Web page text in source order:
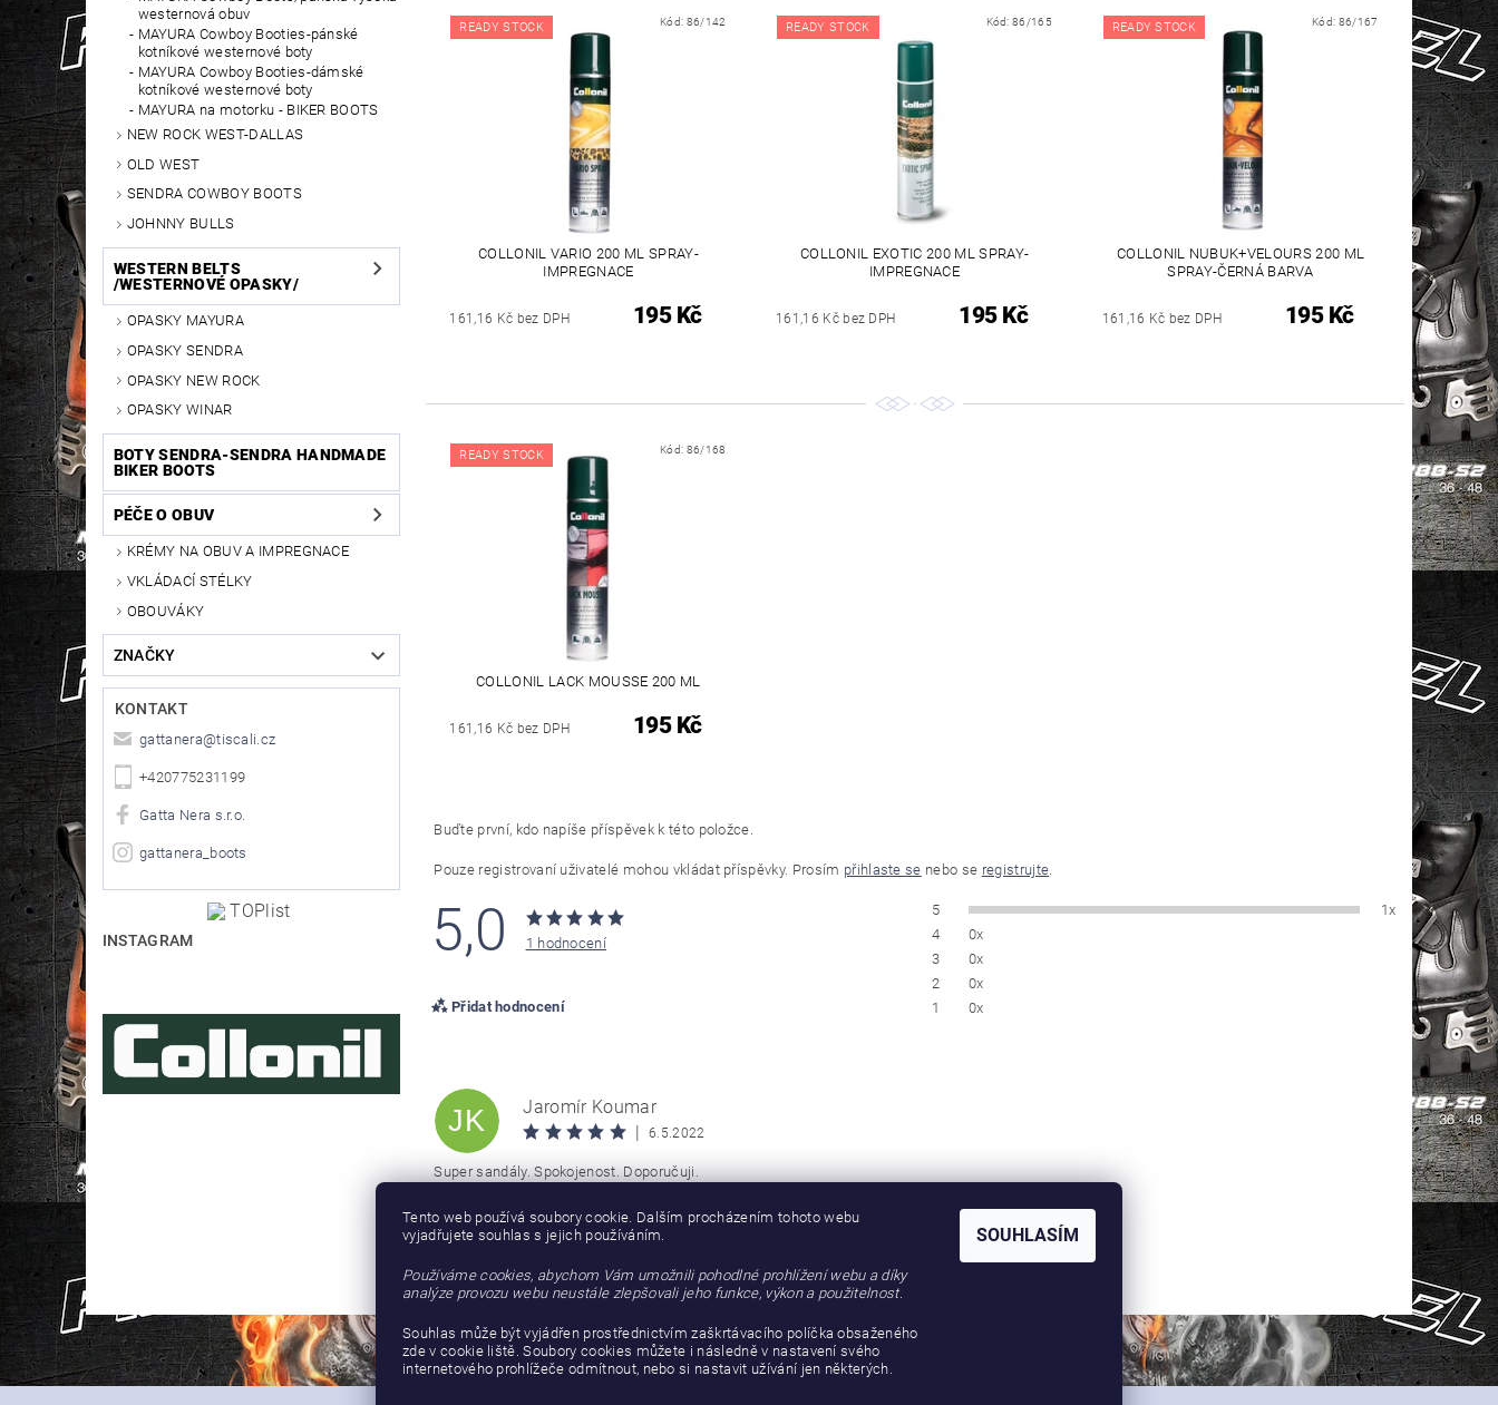
westernová obuv
MAYURA Cowboy Booties-pánské
kotníkové westernové boty
MAYURA Cowboy Booties-dámské
kotníkové westernové boty
MAYURA na motorku - BIKER BOOTS
NEW ROCK WEST-DALLAS
OLD WEST
SENDRA COWBOY BOOTS
JOHNNY BULLS
WESTERN BELTS
/WESTERNOVÉ OPASKY/
OPASKY MAYURA
OPASKY SENDRA
OPASKY NEW ROCK
OPASKY WINAR
BOTY SENDRA-SENDRA HANDMADE
BIKER BOOTS
PÉČE O OBUV
KRÉMY NA OBUV A IMPREGNACE
VKLÁDACÍ STÉLKY
OBOUVÁKY
ZNAČKY
KONTAKT
gattanera@tiscali.cz
+420775231199
Gatta Nera s.r.o.
gattanera_boots
INSTAGRAM
READY STOCK Kód: 86/142
COLLONIL VARIO 200 ML SPRAY-
IMPREGNACE
161,16 Kč bez DPH 195 Kč
READY STOCK Kód:86/165
COLLONIL EXOTIC 200 ML SPRAY-
IMPREGNACE
161,16 Kč bez DPH 195 Kč
READY STOCK Kód: 86/167
COLLONIL NUBUK+VELOURS 200 ML
SPRAY-ČERNÁ BARVA
161,16 Kč bez DPH 195 Kč
READY STOCK Kód: 86/168
COLLONIL LACK MOUSSE 200 ML
161,16 Kč bez DPH 195 Kč
Buďte první, kdo napíše příspěvek k této položce.
Pouze registrovaní uživatelé mohou vkládat příspěvky. Prosím přihlaste se nebo se registrujte
5,0 1 hodnocení
Přidat hodnocení
5
1x
4
0x
3
0x
2
0x
1
0x
JK
Jaromír Koumar
|
6.5.2022
Super sandály. Spokojenost. Doporučuji.
Tento web používá soubory cookie. Dalším procházením tohoto webu
vyjadřujete souhlas s jejich používáním.
Používáme cookies, abychom Vám umožnili pohodlné prohlížení webu a díky
analýze provozu webu neustále zlepšovali jeho funkce, výkon a použitelnost.
Souhlas může být vyjádřen prostřednictvím zaškrtávacího políčka obsaženého
zde v cookie liště. Soubory cookies můžete i následně v nastavení svého
internetového prohlížeče odmítnout, nebo si nastavit užívání jen některých.
SOUHLASÍM